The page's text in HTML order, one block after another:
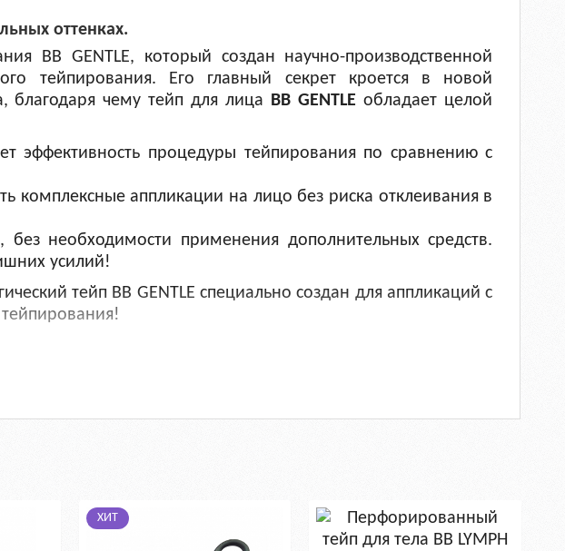
оттенках.
BB GENTLE, который создан научно-производственной
тейпирования. Его главный секрет кроется в новой
благодаря чему тейп для лица BB​ GENTLE обладает целой
эффективность процедуры тейпирования по сравнению с
комплексные аппликации на лицо без риска отклеивания в
необходимости применения дополнительных средств.
усилий!
тейп BB GENTLE специально создан для аппликаций с
LAB создали новую цветовую гамму пастельных оттенков:
ХИТ